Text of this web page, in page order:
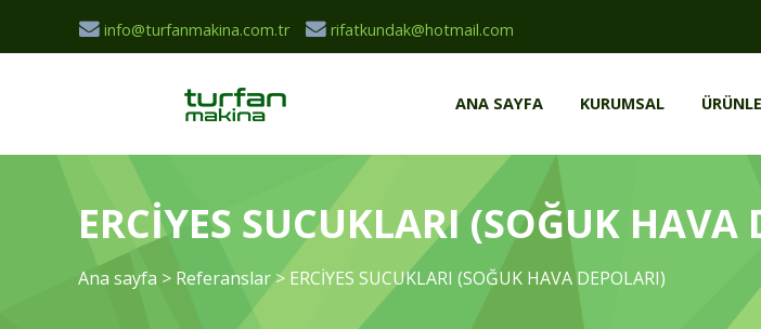
info@turfanmakina.com.tr rifatkundak@hotmail.com
ANA SAYFA KURUMSAL
ERCİYES SUCUKLARI (SOĞUK HAVA
Ana sayfa > Referanslar> ERCİYES SUCUKLARI (SOĞUK HAVA DEPOLARI)